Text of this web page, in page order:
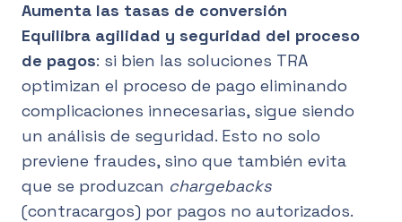
Aumenta las tasas de conversión
Equilibra agilidad y seguridad del proceso
de pagos: si bien las soluciones TRA
optimizan el proceso de pago eliminando
complicaciones innecesarias, sigue siendo
un análisis de seguridad. Esto no solo
previene fraudes, sino que también evita
que se produzcan chargebacks
(contracargos) por pagos no autorizados.